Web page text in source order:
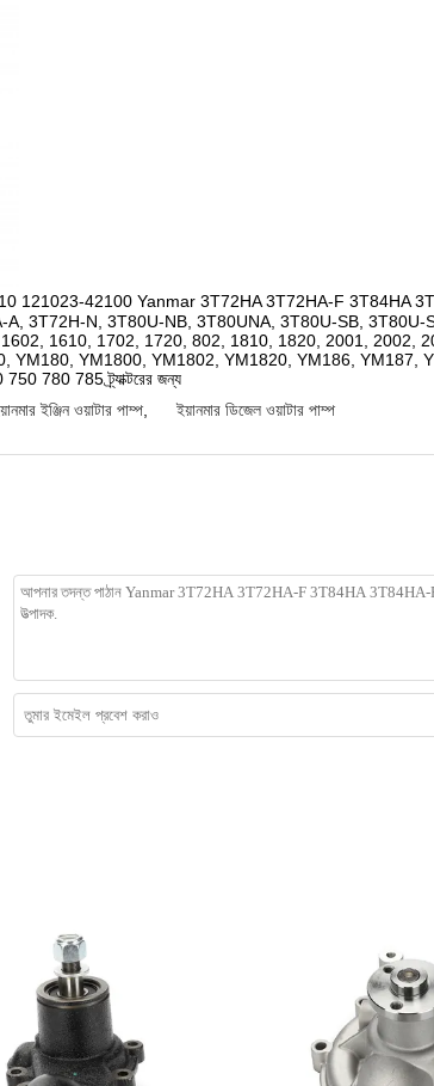
121023-42100 Yanmar 3T72HA 3T72HA-F 3T84HA
3T72H-N, 3T80U-NB, 3T80UNA, 3T80U-SB,
1610, 1702, 1720, 802, 1810, 1820, 2001, 2002,
YM180, YM1800, YM1802, YM1820, YM186,
780 785 ট্র্যাক্টরের জন্য
ইঞ্জিন ওয়াটার পাম্প, ইয়ানমার ডিজেল ওয়াটার পাম্প